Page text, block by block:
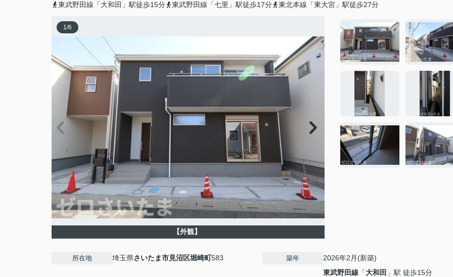
東武野田線「大和田」駅徒歩15分
東武野田線「七里」駅徒歩17分 東北本線「東大宮」駅徒歩27分
1/6
【外観】
所在地 埼玉県さいたま市見沼区堀崎町583 築年 2026年2月(新築)
東武野田線 「大和田 」駅 徒歩15分